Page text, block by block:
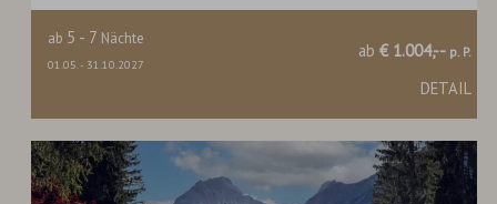
ab 5 - 7 Nächte
01.05.- 31.10.2027
ab € 1.004,-- p. P.
DETAIL